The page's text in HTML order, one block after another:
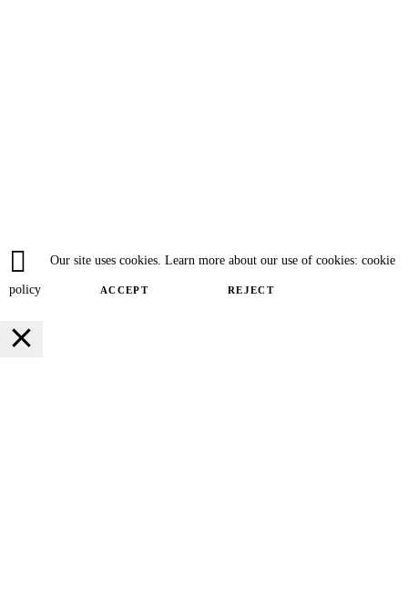
Our site uses cookies. Learn more about our use of cookies: cookie
policy ACCEPT REJECT